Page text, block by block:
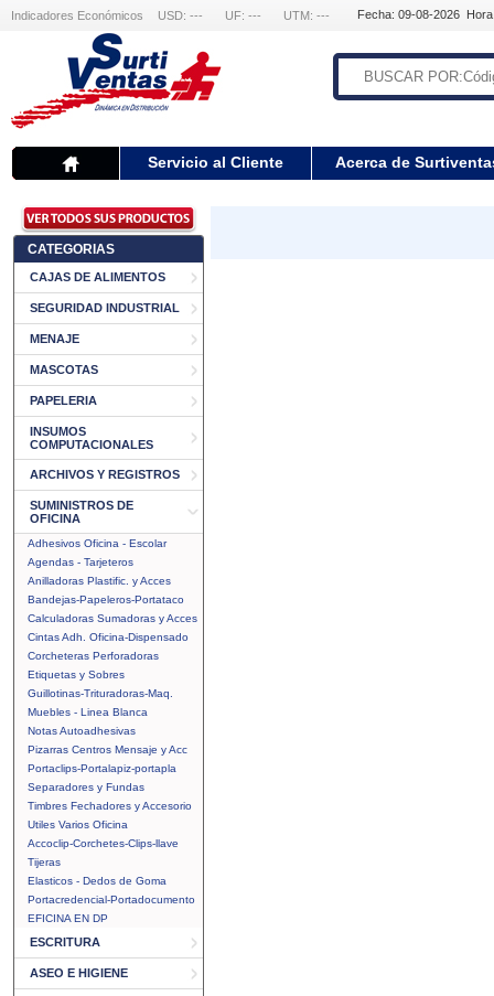
Indicadores Económicos USD: --- UF: --- UTM: --- Fecha: 09-08-2026
Servicio al Cliente Acerca de
CATEGORIAS
CAJAS DE ALIMENTOS
SEGURIDAD INDUSTRIAL
MENAJE
MASCOTAS
PAPELERIA
INSUMOS
COMPUTACIONALES
ARCHIVOS Y REGISTROS
SUMINISTROS DE
OFICINA
Adhesivos Oficina - Escolar
Agendas - Tarjeteros
Anilladoras Plastific. y Acces
Bandejas-Papeleros-Portataco
Calculadoras Sumadoras y Acces
Cintas Adh. Oficina-Dispensado
Corcheteras Perforadoras
Etiquetas y Sobres
Guillotinas-Trituradoras-Maq.
Muebles - Linea Blanca
Notas Autoadhesivas
Pizarras Centros Mensaje y Acc
Portaclips-Portalapiz-portapla
Separadores y Fundas
Timbres Fechadores y Accesorio
Utiles Varios Oficina
Accoclip-Corchetes-Clips-llave
Tijeras
Elasticos - Dedos de Goma
Portacredencial-Portadocumento
EFICINA EN DP
ESCRITURA
ASEO E HIGIENE